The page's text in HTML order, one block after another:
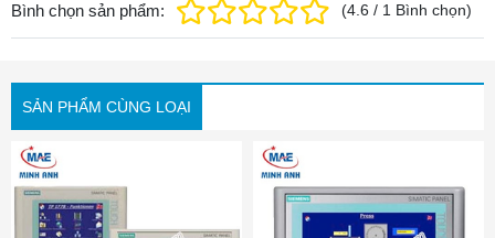
Bình chọn sản phẩm: (4.6 / 1 Bình chọn)
SẢN PHẨM CÙNG LOẠI